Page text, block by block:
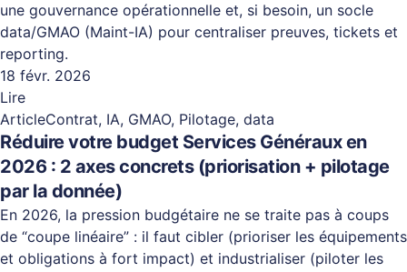
une gouvernance opérationnelle et, si besoin, un socle
data/GMAO (Maint-IA) pour centraliser preuves, tickets et
reporting.
18 févr. 2026
Lire
ArticleContrat, IA, GMAO, Pilotage, data
Réduire votre budget Services Généraux en
2026 : 2 axes concrets (priorisation + pilotage
par la donnée)
En 2026, la pression budgétaire ne se traite pas à coups
de “coupe linéaire” : il faut cibler (prioriser les équipements
et obligations à fort impact) et industrialiser (piloter les